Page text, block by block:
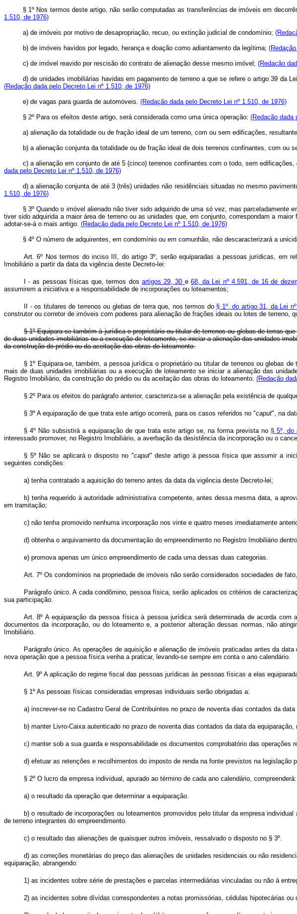
§ 1º Nos termos deste artigo, não serão computadas as transferências de imóveis em
1.510, de 1976)
a) de imóveis por motivo de desapropriação, recuo, ou extinção judicial de condomínio;
b) de imóveis havidos por legado, herança e doação como adiantamento da legítima;
c) de imóvel reavido por rescisão do contrato de alienação desse mesmo imóvel; (Redação
d) de unidades imobiliárias havidas em pagamento de terreno a que se refere o artigo 39 da
(Redação dada pelo Decreto Lei nº 1.510, de 1976)
e) de vagas para guarda de automóveis. (Redação dada pelo Decreto Lei nº 1.510, de 1976)
§ 2º Para os efeitos deste artigo, será considerada como uma única operação: (Redação dada
a) alienação da totalidade ou de fração ideal de um terreno, com ou sem edificações,
b) a alienação conjunta da totalidade ou de fração ideal de dois terrenos confinantes, com ou
c) a alienação em conjunto de até 5 (cinco) terrenos confinantes com o todo, sem
dada pelo Decreto Lei nº 1.510, de 1976)
d) a alienação conjunta de até 3 (três) unidades não residênciais situadas no mesmo
1.510, de 1976)
§ 3º Quando o imóvel alienado não tiver sido adquirido de uma só vez, mas
tiver sido adquirida a maior área de terreno ou as unidades que, em conjunto, correspondam a
adotar-se-á o mais antigo. (Redação dada pelo Decreto Lei nº 1.510, de 1976)
§ 4º O número de adquirentes, em condomínio ou em comunhão, não descaracterizará a
Art. 6º Nos termos do inciso III, do artigo 3º, serão equiparadas a pessoas jurídicas, em
Imobiliário a partir da data da vigência deste Decreto-lei:
I - as pessoas físicas que, termos dos artigos 29, 30 e 68, da Lei nº 4.591, de 16 de
assumirem a iniciativa e a responsabilidade de incorporações ou loteamentos;
II - os titulares de terrenos ou glebas de terra que, nos termos do § 1º, do artigo 31, da Lei
construtor ou corretor de imóveis com poderes para alienação de frações ideais ou lotes de terreno,
§ 1º Equipara-se também à jurídica o proprietário ou titular de terrenos ou glebas de terras
de duas unidades imobiliárias ou a execução de loteamento, se iniciar a alienação das unidades
da construção do prédio ou da aceitação das obras do loteamento.
§ 1º Equipara-se, também, a pessoa jurídica o proprietário ou titular de terrenos ou glebas
mais de duas unidades imobiliárias ou a execução de loteamento se iniciar a alienação das
Registro Imobiliário, da construção do prédio ou da aceitação das obras do loteamento. (Redação
§ 2º Para os efeitos do parágrafo anterior, caracteriza-se a alienação pela existência de
§ 3º A equiparação de que trata este artigo ocorrerá, para os casos referidos no "caput", na
§ 4º Não subsistirá a equiparação de que trata este artigo se, na forma prevista no § 5º, do
interessado promover, no Registro Imobiliário, a averbação da desistência da incorporação ou o
§ 5º Não se aplicará o disposto no "caput" deste artigo à pessoa física que assumir a
seguintes condições:
a) tenha contratado a aquisição do terreno antes da data da vigência deste Decreto-lei;
b) tenha requerido à autoridade administrativa competente, antes dessa mesma data, a
em tramitação;
c) não tenha promovido nenhuma incorporação nos vinte e quatro meses imediatamente
d) obtenha o arquivamento da documentação do empreendimento no Registro Imobiliário
e) promova apenas um único empreendimento de cada uma dessas duas categorias.
Art. 7º Os condomínios na propriedade de imóveis não serão considerados sociedades de
Parágrafo único. A cada condômino, pessoa física, serão aplicados os critérios de
sua participação.
Art. 8º A equiparação da pessoa física à pessoa jurídica será determinada de acorda
documentos da incorporação, ou do loteamento e, a posterior alteração dessas normas, não
Imobiliário.
Parágrafo único. As operações de aquisição e alienação de imóveis praticadas antes da
nova operação que a pessoa física venha a praticar, levando-se sempre em conta o ano calendário.
Art. 9º A aplicação do regime fiscal das pessoas jurídicas às pessoas físicas a elas
§ 1º As pessoas físicas consideradas empresas individuais serão obrigadas a:
a) inscrever-se no Cadastro Geral de Contribuintes no prazo de noventa dias contados da data
b) manter Livro-Caixa autenticado no prazo de noventa dias contados da data da
c) manter sob a sua guarda e responsabilidade os documentos comprobatório das
d) efetuar as retenções e recolhimentos do imposto de renda na fonte previstos na legislação
§ 2º O lucro da empresa individual, apurado ao término de cada ano calendário, compreenderá:
a) o resultado da operação que determinar a equiparação.
b) o resultado de incorporações ou loteamentos promovidos pelo titular da empresa
de terreno integrantes do empreendimento.
c) o resultado das alienações de quaisquer outros imóveis, ressalvado o disposto no § 3º.
d) as correções monetárias do preço das alienações de unidades residenciais ou não
equiparação, abrangendo:
1) as incidentes sobre série de prestações e parcelas intermediárias vinculadas ou não à
2) as incidentes sobre dívidas correspondentes a notas promissórias, cédulas hipotecárias